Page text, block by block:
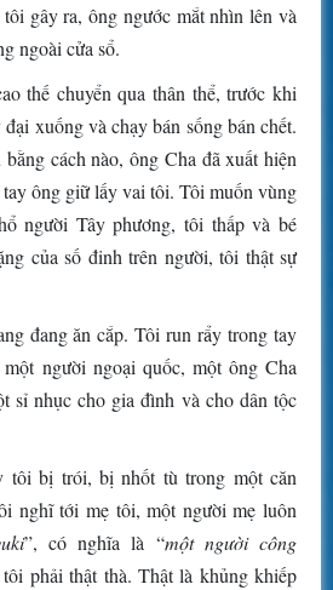
gây ra, ông ngước mắt nhìn lên và
ngoài cửa sổ.
thế chuyển qua thân thể, trước khi
xuống và chạy bán sống bán chết.
cách nào, ông Cha đã xuất hiện
ông giữ lấy vai tôi. Tôi muốn vùng
người Tây phương, tôi thấp và bé
của số đinh trên người, tôi thật sự
đang ăn cắp. Tôi run rẩy trong tay
người ngoại quốc, một ông Cha
sỉ nhục cho gia đình và cho dân tộc
tôi bị trói, bị nhốt tù trong một căn
nghĩ tới mẹ tôi, một người mẹ luôn
”, có nghĩa là “một người công
phải thật thà. Thật là khủng khiếp